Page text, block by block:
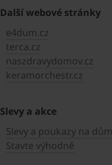
Další webové stránky
e4dum.cz
terca.cz
naszdravydomov.cz
keramorchestr.cz
Slevy a akce
Slevy a poukazy na dům
Stavte výhodně